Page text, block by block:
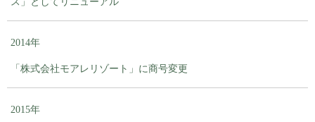
2014年
「株式会社モアレリゾート」に商号変更
2015年